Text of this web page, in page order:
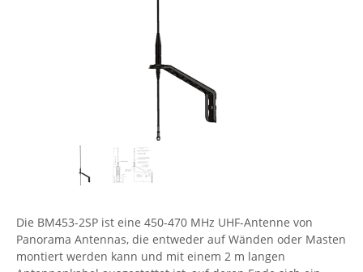
IP, WLAN & GSM Sensorik
IPC, Industrielle Netzwerktechnik & WLAN
Industrielle Netzwerktechnik / Kommunikation
IT Netzwerktechnik / Kommunikation
RMA / Rücksendung / Support
Contemporary Controls
Enginko - mcf88
Gefen
Gude
Die BM453-2SP ist eine 450-470 MHz UHF-Antenne von
Panorama Antennas, die entweder auf Wänden oder Masten
montiert werden kann und mit einem 2 m langen